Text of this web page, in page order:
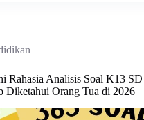
Rahasia Analisis Soal K13 SD
Diketahui Orang Tua di 2026